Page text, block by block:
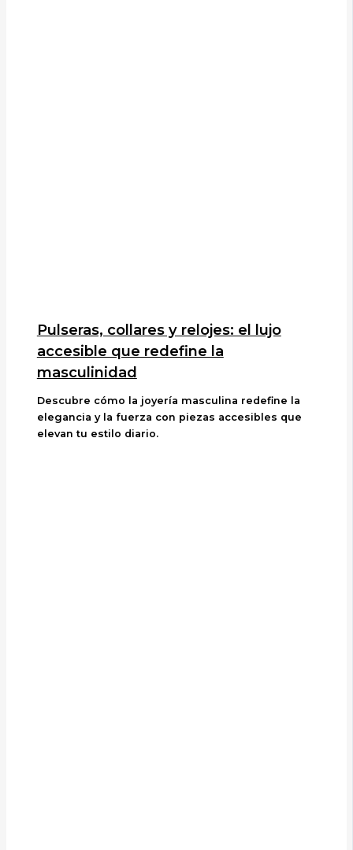
Pulseras, collares y relojes: el lujo
accesible que redefine la
masculinidad
Descubre cómo la joyería masculina redefine la
elegancia y la fuerza con piezas accesibles que
elevan tu estilo diario.